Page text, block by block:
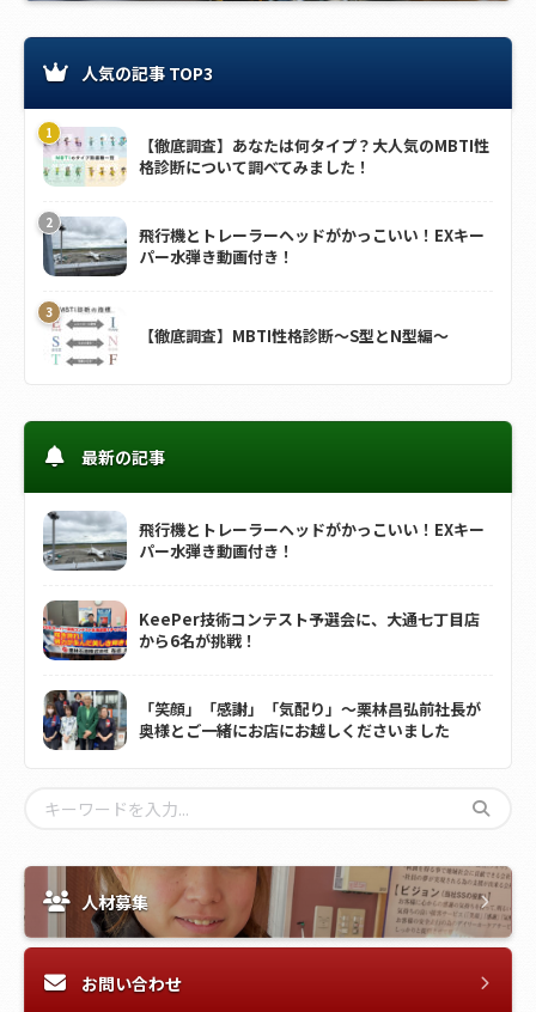
人気の記事 TOP3
【徹底調査】あなたは何タイプ？大人気のMBTI性
格診断について調べてみました！
飛行機とトレーラーヘッドがかっこいい！EXキー
パー水弾き動画付き！
【徹底調査】MBTI性格診断～S型とN型編～
最新の記事
飛行機とトレーラーヘッドがかっこいい！EXキー
パー水弾き動画付き！
KeePer技術コンテスト予選会に、大通七丁目店
から6名が挑戦！
「笑顔」「感謝」「気配り」～栗林昌弘前社長が
奥様とご一緒にお店にお越しくださいました
人材募集
お問い合わせ